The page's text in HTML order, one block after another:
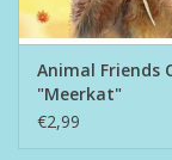
Animal Friends
"Meerkat"
€2,99